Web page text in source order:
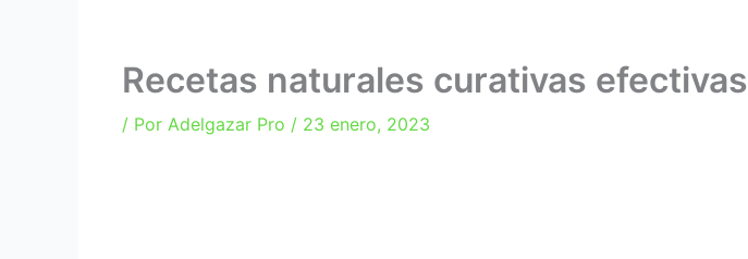
Recetas naturales curativas efectivas
/ Por Adelgazar Pro / 23 enero, 2023